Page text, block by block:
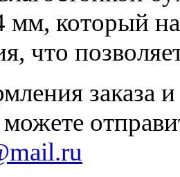
который
что
заказа